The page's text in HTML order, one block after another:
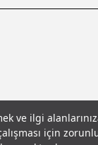
ve ilgi
için